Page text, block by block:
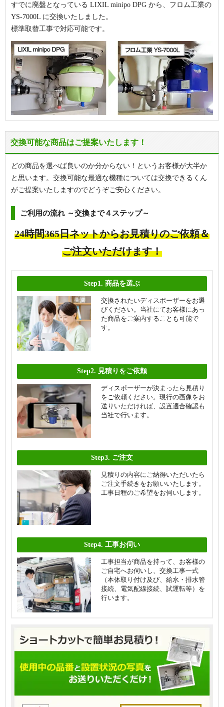
すでに廃盤となっている LIXIL minipo DPG から、フロム工業の
YS-7000L に交換いたしました。
標準取替工事で対応可能です。
交換可能な商品はご提案いたします！
どの商品を選べば良いのか分からない！というお客様が大半か
と思います。交換可能な最適な機種については交換できるくん
がご提案いたしますのでどうぞご安心ください。
ご利用の流れ ～交換まで４ステップ～
24時間365日ネットからお見積りのご依頼＆
ご注文いただけます！
Step1. 商品を選ぶ
交換されたいディスポーザーをお選
びください。当社にてお客様にあっ
た商品をご案内することも可能で
す。
Step2. 見積りをご依頼
ディスポーザーが決まったら見積り
をご依頼ください。現行の画像をお
送りいただければ、設置適合確認も
当社で行います。
Step3. ご注文
見積りの内容にご納得いただいたら
ご注文手続きをお願いいたします。
工事日程のご希望をお伺いします。
Step4. 工事お伺い
工事担当が商品を持って、お客様の
ご自宅へお伺いし、交換工事一式
（本体取り付け及び、給水・排水管
接続、電気配線接続、試運転等）を
行います。